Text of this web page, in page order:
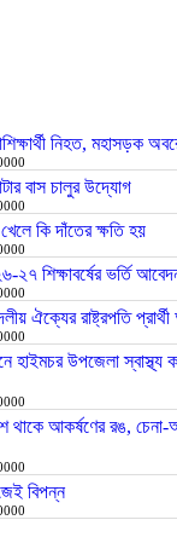
নিহত, মহাসড়ক
বাস চালুর উদ্যোগ
কি দাঁতের ক্ষতি হয়
২৭ শিক্ষাবর্ষের ভর্তি
ঐক্যের রাষ্ট্রপতি
হাইমচর উপজেলা স্বাস্থ্য
থাকে আকর্ষণের রঙ, চেনা-
বিপন্ন